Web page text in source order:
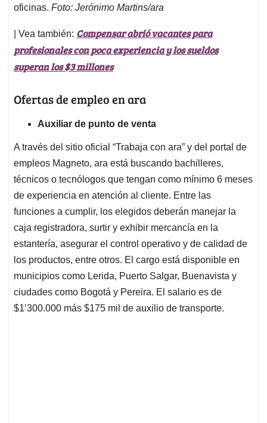
oficinas. Foto: Jerónimo Martins/ara
| Vea también: Compensar abrió vacantes para
profesionales con poca experiencia y los sueldos
superan los $3 millones
Ofertas de empleo en ara
Auxiliar de punto de venta
A través del sitio oficial “Trabaja con ara” y del portal de
empleos Magneto, ara está buscando bachilleres,
técnicos o tecnólogos que tengan como mínimo 6 meses
de experiencia en atención al cliente. Entre las
funciones a cumplir, los elegidos deberán manejar la
caja registradora, surtir y exhibir mercancía en la
estantería, asegurar el control operativo y de calidad de
los productos, entre otros. El cargo está disponible en
municipios como Lerida, Puerto Salgar, Buenavista y
ciudades como Bogotá y Pereira. El salario es de
$1’300.000 más $175 mil de auxilio de transporte.